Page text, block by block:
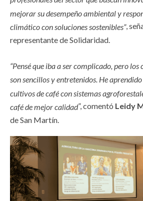
mejorar su desempeño ambiental y
climático con soluciones sostenibles”,
representante de Solidaridad.
“Pensé que iba a ser complicado, pero
son sencillos y entretenidos. He
cultivos de café con sistemas
café de mejor calidad”, comentó Leidy
de San Martín.